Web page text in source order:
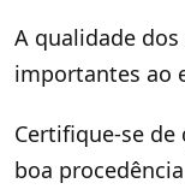
A qualidade
importantes ao
Certifique-se
boa